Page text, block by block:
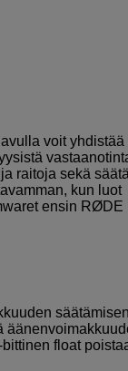
voit yhdistää
raitoja sekä
kun luot
ensin RØDE
säätämisen
float